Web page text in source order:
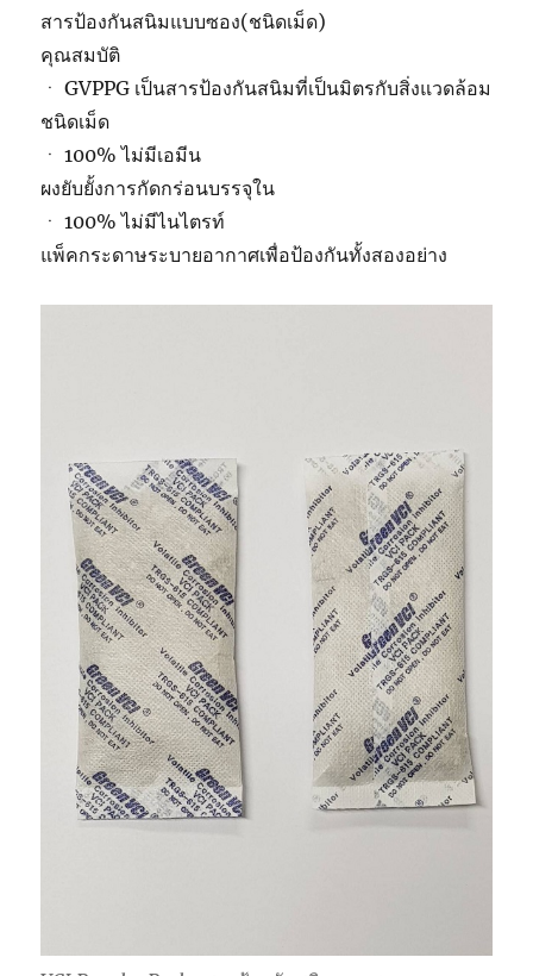
สารป้องกันสนิมแบบซอง(ชนิดเม็ด)
คุณสมบัติ
ㆍ GVPPG เป็นสารป้องกันสนิมที่เป็นมิตรกับสิ่งแวดล้อม
ชนิดเม็ด
ㆍ 100% ไม่มีเอมีน
ผงยับยั้งการกัดกร่อนบรรจุใน
ㆍ 100% ไม่มีไนไตรท์
แพ็คกระดาษระบายอากาศเพื่อป้องกันทั้งสองอย่าง